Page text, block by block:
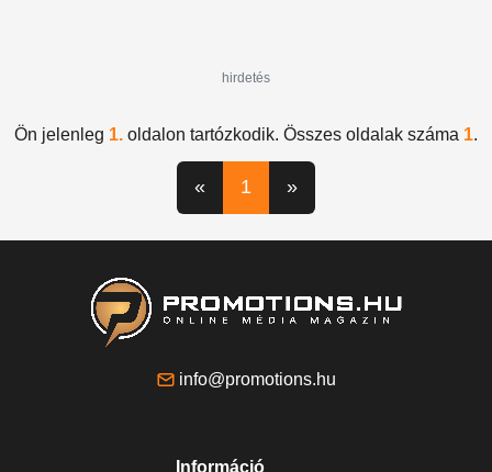
hirdetés
Ön jelenleg 1. oldalon tartózkodik. Összes oldalak száma 1.
« 1 »
info@promotions.hu
Információ